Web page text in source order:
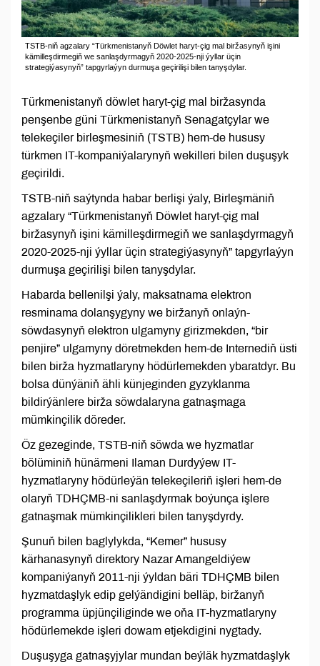
TSTB-niň agzalary “Türkmenistanyň Döwlet haryt-çig mal biržasynyň işini
kämilleşdirmegiň we sanlaşdyrmagyň 2020-2025-nji ýyllar üçin
strategiýasynyň” tapgyrlaýyn durmuşa geçirilişi bilen tanyşdylar.
Türkmenistanyň döwlet haryt-çig mal biržasynda
penşenbe güni Türkmenistanyň Senagatçylar we
telekeçiler birleşmesiniň (TSTB) hem-de hususy
türkmen IT-kompaniýalarynyň wekilleri bilen duşuşyk
geçirildi.
TSTB-niň saýtynda habar berlişi ýaly, Birleşmäniň
agzalary “Türkmenistanyň Döwlet haryt-çig mal
biržasynyň işini kämilleşdirmegiň we sanlaşdyrmagyň
2020-2025-nji ýyllar üçin strategiýasynyň” tapgyrlaýyn
durmuşa geçirilişi bilen tanyşdylar.
Habarda bellenilşi ýaly, maksatnama elektron
resminama dolanşygyny we biržanyň onlaýn-
söwdasynyň elektron ulgamyny girizmekden, “bir
penjire” ulgamyny döretmekden hem-de Internediň üsti
bilen birža hyzmatlaryny hödürlemekden ybaratdyr. Bu
bolsa dünýäniň ähli künjeginden gyzyklanma
bildirýänlere birža söwdalaryna gatnaşmaga
mümkinçilik döreder.
Öz gezeginde, TSTB-niň söwda we hyzmatlar
bölüminiň hünärmeni Ilaman Durdyýew IT-
hyzmatlaryny hödürleýän telekeçileriň işleri hem-de
olaryň TDHÇMB-ni sanlaşdyrmak boýunça işlere
gatnaşmak mümkinçilikleri bilen tanyşdyrdy.
Şunuň bilen baglylykda, “Kemer” hususy
kärhanasynyň direktory Nazar Amangeldiýew
kompaniýanyň 2011-nji ýyldan bäri TDHÇMB bilen
hyzmatdaşlyk edip gelýändigini belläp, biržanyň
programma üpjünçiliginde we oňa IT-hyzmatlaryny
hödürlemekde işleri dowam etjekdigini nygtady.
Duşuşyga gatnaşyjylar mundan beýläk hyzmatdaşlyk